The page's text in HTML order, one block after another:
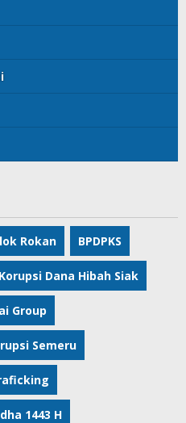
Rokan BPDPKS
Dana Hibah Siak
Group
Semeru
1443 H